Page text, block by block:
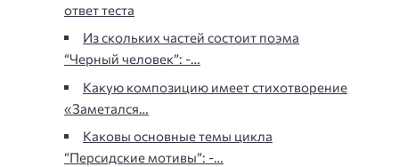
ответ теста
Из скольких частей состоит поэма
“Черный человек”: -…
Какую композицию имеет стихотворение
«Заметался…
Каковы основные темы цикла
“Персидские мотивы”: -…